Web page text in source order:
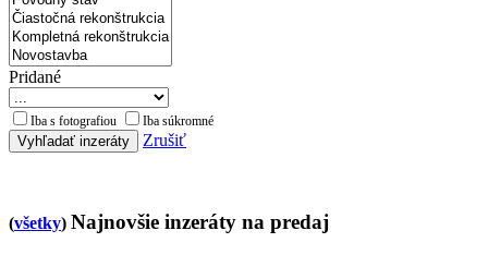
Pridané
Iba s fotografiou Iba súkromné
Vyhľadať inzeráty Zrušiť
(všetky) Najnovšie inzeráty na predaj